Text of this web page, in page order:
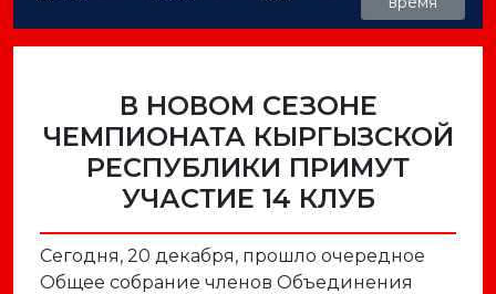
В НОВОМ СЕЗОНЕ
ЧЕМПИОНАТА КЫРГЫЗСКОЙ
РЕСПУБЛИКИ ПРИМУТ
УЧАСТИЕ 14 КЛУБ
Сегодня, 20 декабря, прошло очередное
Общее собрание членов Объединения